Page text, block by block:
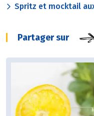
Spritz et mocktail
Partager sur